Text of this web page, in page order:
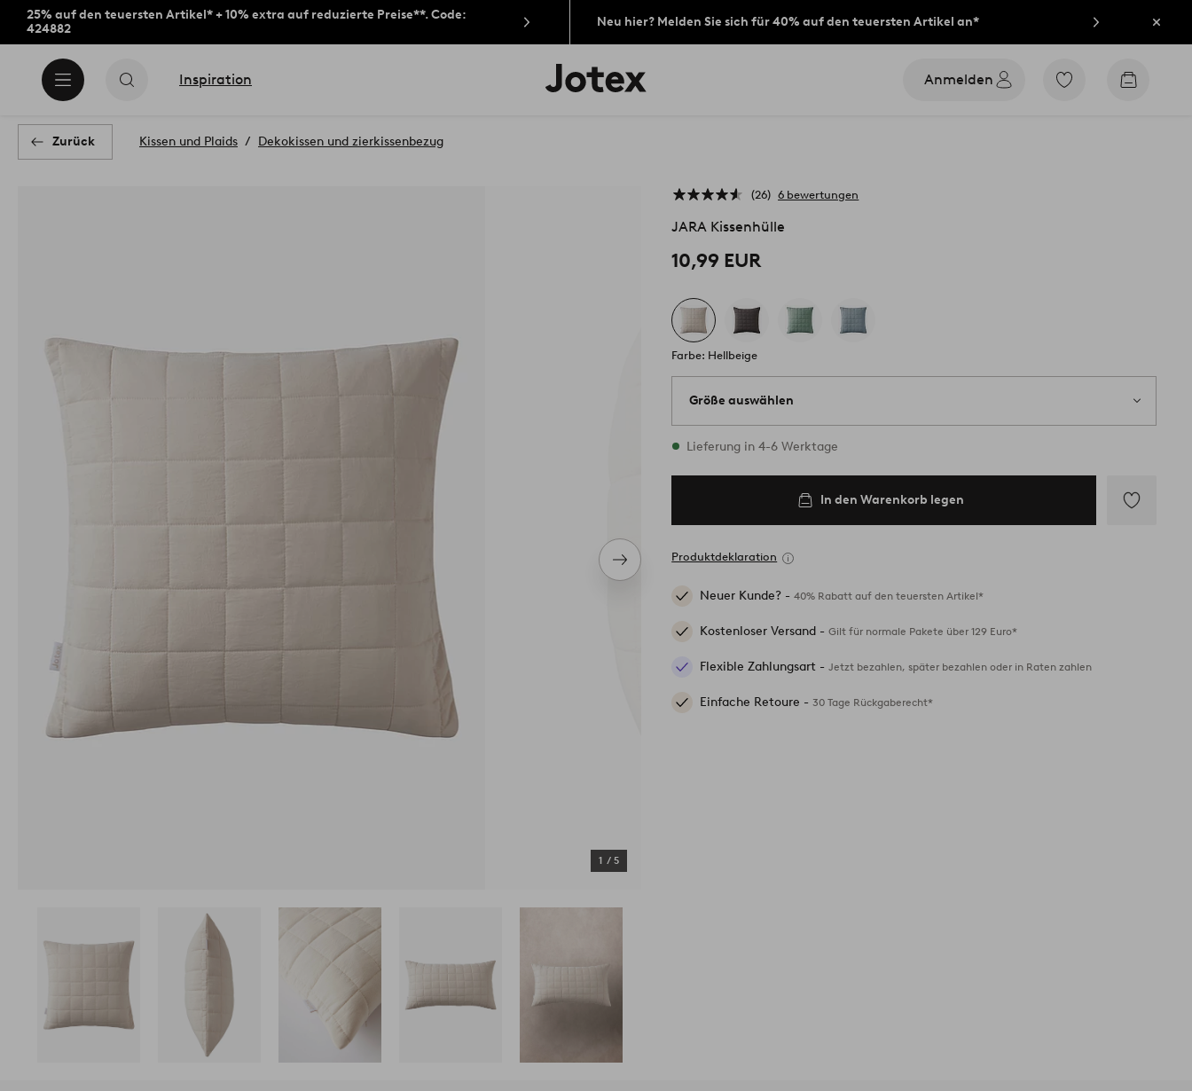
25% auf den teuersten Artikel* + 10% extra auf reduzierte Preise**. Code:
424882
Neu hier? Melden Sie sich für 40% auf den teuersten Artikel an*
Inspiration
Jotex-
Logo
Anmelden
Zu
Zum
Zurück Kissen und Plaids Dekokissen und zierkissenbezug
Nächstes
Produkt
1 / 5
26 6 bewertungen
JARA Kissenhülle
10,99 EUR
Farbe: Hellbeige
Größe auswählen
Alle Größen vorrätig
Lieferung in 4-6 Werktage
In den Warenkorb legen
Produktdeklaration
Neuer Kunde? -40% Rabatt auf den teuersten Artikel*
Kostenloser Versand -Gilt für normale Pakete über 129 Euro*
Flexible Zahlungsart -Jetzt bezahlen, später bezahlen oder in Raten zahlen
Einfache Retoure -30 Tage Rückgaberecht*